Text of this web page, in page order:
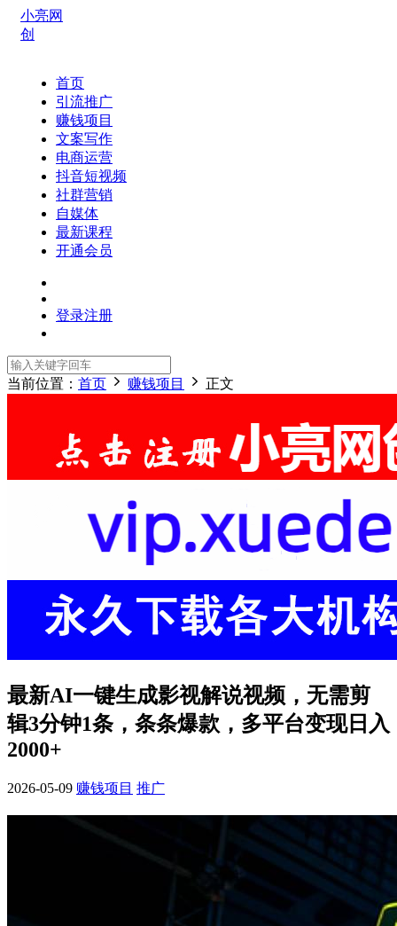
小亮网
创
首页
引流推广
赚钱项目
文案写作
电商运营
抖音短视频
社群营销
自媒体
最新课程
开通会员
登录注册
当前位置： 首页 赚钱项目 正文
最新AI一键生成影视解说视频，无需剪
辑3分钟1条，条条爆款，多平台变现日入
2000+
2026-05-09 赚钱项目 推广